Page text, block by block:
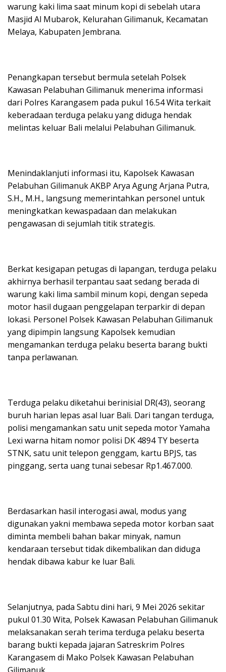
warung kaki lima saat minum kopi di sebelah utara
Masjid Al Mubarok, Kelurahan Gilimanuk, Kecamatan
Melaya, Kabupaten Jembrana.
Penangkapan tersebut bermula setelah Polsek
Kawasan Pelabuhan Gilimanuk menerima informasi
dari Polres Karangasem pada pukul 16.54 Wita terkait
keberadaan terduga pelaku yang diduga hendak
melintas keluar Bali melalui Pelabuhan Gilimanuk.
Menindaklanjuti informasi itu, Kapolsek Kawasan
Pelabuhan Gilimanuk AKBP Arya Agung Arjana Putra,
S.H., M.H., langsung memerintahkan personel untuk
meningkatkan kewaspadaan dan melakukan
pengawasan di sejumlah titik strategis.
Berkat kesigapan petugas di lapangan, terduga pelaku
akhirnya berhasil terpantau saat sedang berada di
warung kaki lima sambil minum kopi, dengan sepeda
motor hasil dugaan penggelapan terparkir di depan
lokasi. Personel Polsek Kawasan Pelabuhan Gilimanuk
yang dipimpin langsung Kapolsek kemudian
mengamankan terduga pelaku beserta barang bukti
tanpa perlawanan.
Terduga pelaku diketahui berinisial DR(43), seorang
buruh harian lepas asal luar Bali. Dari tangan terduga,
polisi mengamankan satu unit sepeda motor Yamaha
Lexi warna hitam nomor polisi DK 4894 TY beserta
STNK, satu unit telepon genggam, kartu BPJS, tas
pinggang, serta uang tunai sebesar Rp1.467.000.
Berdasarkan hasil interogasi awal, modus yang
digunakan yakni membawa sepeda motor korban saat
diminta membeli bahan bakar minyak, namun
kendaraan tersebut tidak dikembalikan dan diduga
hendak dibawa kabur ke luar Bali.
Selanjutnya, pada Sabtu dini hari, 9 Mei 2026 sekitar
pukul 01.30 Wita, Polsek Kawasan Pelabuhan Gilimanuk
melaksanakan serah terima terduga pelaku beserta
barang bukti kepada jajaran Satreskrim Polres
Karangasem di Mako Polsek Kawasan Pelabuhan
Gilimanuk.